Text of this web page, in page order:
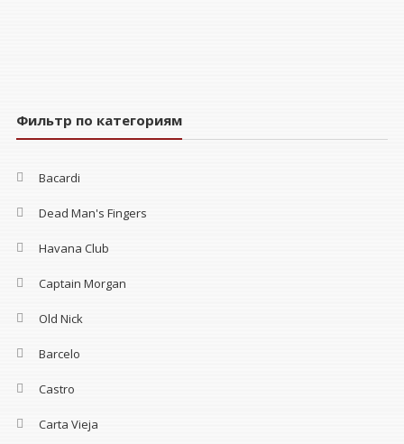
Фильтр по категориям
Bacardi
Dead Man's Fingers
Havana Club
Captain Morgan
Old Nick
Barcelo
Castro
Carta Vieja